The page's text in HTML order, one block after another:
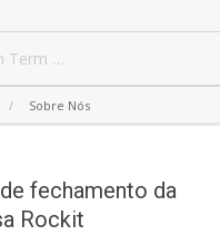
Sobre Nós
fechamento da
Rockit